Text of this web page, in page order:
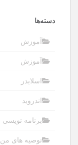
دسته‌ها
آموزش
آموزش
اسلایدر
اندروید
برنامه نویسی
توصیه های من